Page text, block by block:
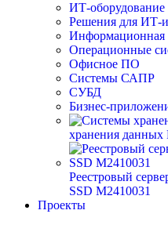
ИТ-оборудование
Решения для ИТ-
Информационная
Операционные
Офисное ПО
Системы САПР
СУБД
Бизнес-
хранения
Реестровый
SSD М2410031
Проекты